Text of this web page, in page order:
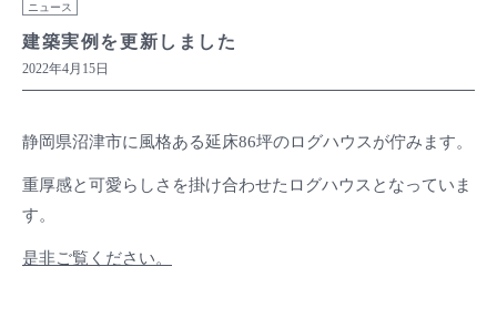
ニュース
建築実例を更新しました
2022年4月15日
静岡県沼津市に風格ある延床86坪のログハウスが佇みます。
重厚感と可愛らしさを掛け合わせたログハウスとなっていま
す。
是非ご覧ください。